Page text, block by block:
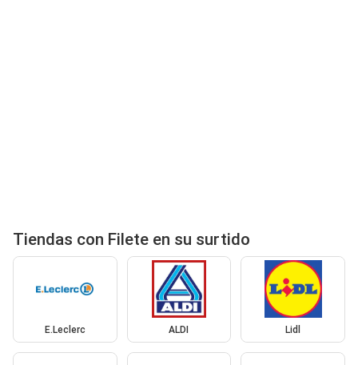
Tiendas con Filete en su surtido
E.Leclerc ALDI Lidl